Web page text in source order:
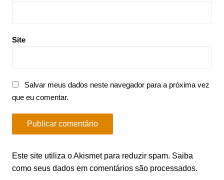
Site
Salvar meus dados neste navegador para a próxima vez
que eu comentar.
Este site utiliza o Akismet para reduzir spam. Saiba
como seus dados em comentários são processados.